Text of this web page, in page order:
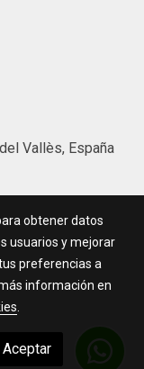
Vallès, España
obtener datos
usuarios y mejorar
preferencias a
información en
Aceptar